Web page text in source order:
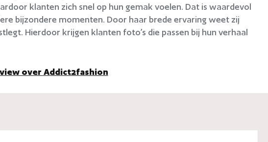
klanten zich snel op hun gemak voelen. Dat is waardevol
bijzondere momenten. Door haar brede ervaring weet zij
Hierdoor krijgen klanten foto’s die passen bij hun verhaal
over Addict2fashion